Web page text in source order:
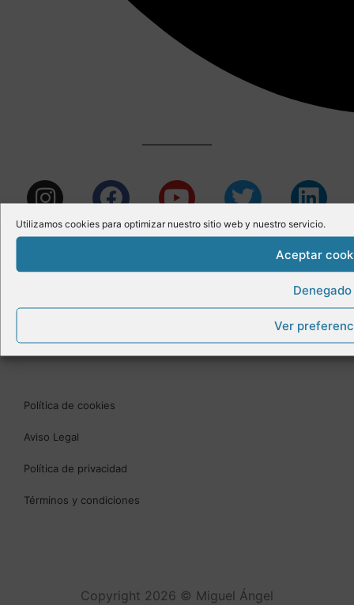
Utilizamos cookies para optimizar nuestro sitio web y nuestro servicio.
Aceptar
Denegado
Ver
Whatsapp:
(+34) 600 817 635
Política de cookies
Aviso Legal
Política de privacidad
Términos y condiciones
Copyright 2026 © Miguel Ángel